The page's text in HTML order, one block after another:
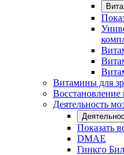
Витамины для
Восстановление
Деятельность
Показать
DMAE
Гинкго